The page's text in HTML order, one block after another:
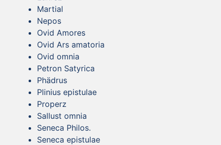
Martial
Nepos
Ovid Amores
Ovid Ars amatoria
Ovid omnia
Petron Satyrica
Phädrus
Plinius epistulae
Properz
Sallust omnia
Seneca Philos.
Seneca epistulae